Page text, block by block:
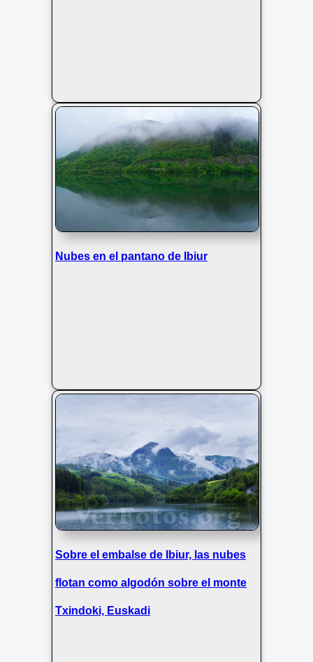
Nubes en el pantano de Ibiur
Sobre el embalse de Ibiur, las nubes
flotan como algodón sobre el monte
Txindoki, Euskadi